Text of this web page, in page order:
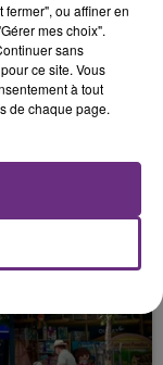
situation
est toujours
ou affiner en
mes choix".
sans
ce site. Vous
à tout
de chaque page.